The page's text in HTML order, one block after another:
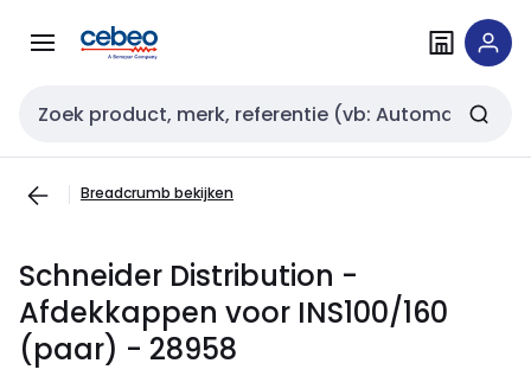
naar
naar
Zoekveld invoer
Breadcrumb bekijken
Schneider Distribution -
Afdekkappen voor INS100/160
(paar) - 28958